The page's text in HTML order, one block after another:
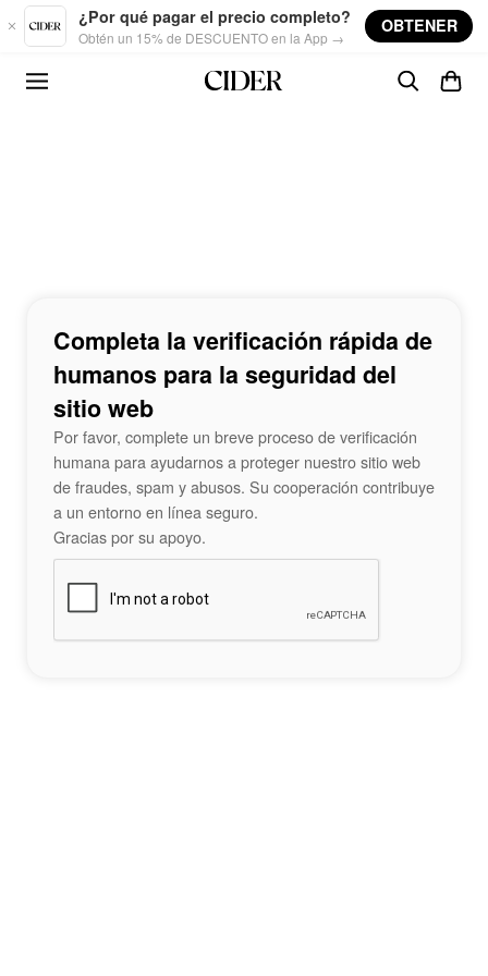
Skip to main content
¿Por qué pagar el precio completo?
Obtén un 15% de DESCUENTO en la App →
OBTENER
Completa la verificación rápida de
humanos para la seguridad del
sitio web
Por favor, complete un breve proceso de verificación
humana para ayudarnos a proteger nuestro sitio web
de fraudes, spam y abusos. Su cooperación contribuye
a un entorno en línea seguro.
Gracias por su apoyo.